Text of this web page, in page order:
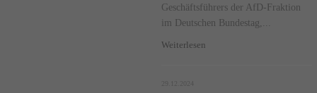
Geschäftsführers der AfD-Fraktion
im Deutschen Bundestag,...
Weiterlesen
29.12.2024